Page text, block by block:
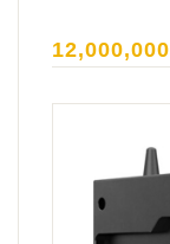
12,000,000